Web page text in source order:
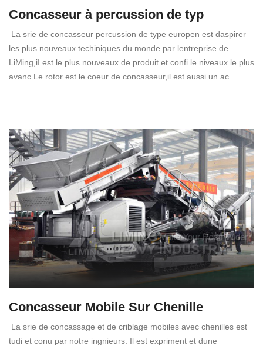
Concasseur à percussion de typ
La srie de concasseur percussion de type europen est daspirer
les plus nouveaux techiniques du monde par lentreprise de
LiMing,iI est le plus nouveaux de produit et confi le niveaux le plus
avanc.Le rotor est le coeur de concasseur,il est aussi un ac
Concasseur Mobile Sur Chenille
La srie de concassage et de criblage mobiles avec chenilles est
tudi et conu par notre ingnieurs. Il est expriment et dune